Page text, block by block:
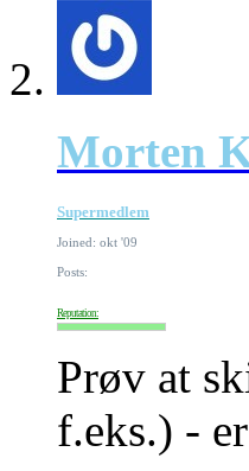
Morten
Supermedlem
Joined: okt '09
Posts:
Reputation:
Prøv at
f.eks.) -